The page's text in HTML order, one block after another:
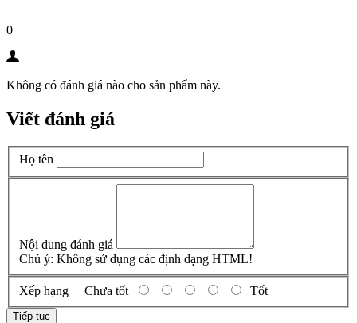
0
Không có đánh giá nào cho sản phẩm này.
Viết đánh giá
Họ tên
Nội dung đánh giá
Chú ý: Không sử dụng các định dạng HTML!
Xếp hạng Chưa tốt Tốt
Tiếp tục